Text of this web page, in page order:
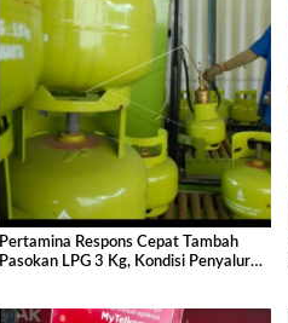
Pertamina Respons Cepat Tambah
Pasokan LPG 3 Kg, Kondisi Penyaluran